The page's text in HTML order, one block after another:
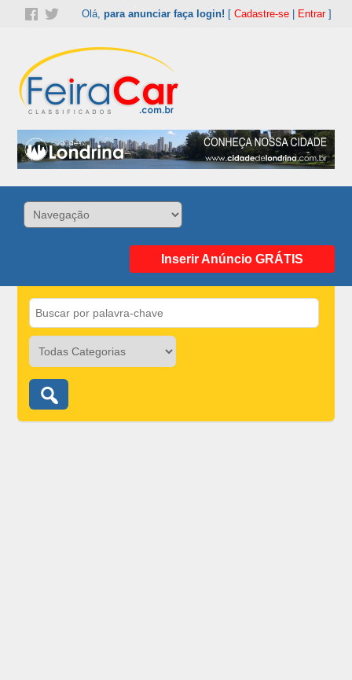
Olá, para anunciar faça login! [ Cadastre-se| Entrar]
Inserir Anúncio GRÁTIS